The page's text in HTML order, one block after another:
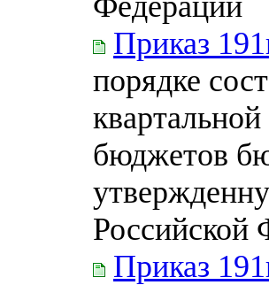
Приказ
порядке
бюджетов
Российской
Приказ